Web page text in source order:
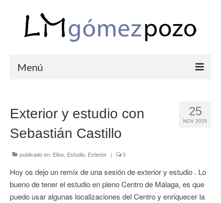
Menú
BODAS
COMUNIONES
CORPORATIVAS
SEMANA SANTA
BLOG
25
NOV 2025
Exterior y estudio con
Sebastián Castillo
publicado en: Ellos Estudio Exterior | 0
Hoy os dejo un remix de una sesión de exterior y estudio . Lo
bueno de tener el estudio en pleno Centro de Málaga, es que
puedo usar algunas localizaciones del Centro y enriquecer la